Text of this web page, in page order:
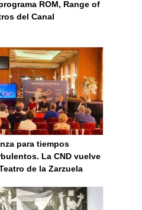
ROM, Range of
del Canal
para tiempos
La CND vuelve
de la Zarzuela